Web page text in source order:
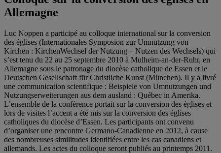
Allemagne
Luc Noppen a participé au colloque international sur la conversion
des églises (Internationales Symposion zur Umnutzung von
Kirchen : KirchenWechsel der Nutzung – Nutzen des Wechsels) qui
s’est tenu du 22 au 25 septembre 2010 à Mulheim-an-der-Ruhr, en
Allemagne sous le patronage du diocèse catholique de Essen et le
Deutschen Gesellschaft für Christliche Kunst (München). Il y a livré
une communication scientifique : Beispiele von Umnutzungen und
Nutzungserweiterungen aus dem ausland : Québec in Amerika.
L’ensemble de la conférence portait sur la conversion des églises et
lors de visites l’accent a été mis sur la conversion des églises
catholiques du diocèse d’Essen. Les participants ont convenu
d’organiser une rencontre Germano-Canadienne en 2012, à cause
des nombreuses similitudes identifiées entre les cas canadiens et
allemands. Les actes du colloque seront publiés au printemps 2011.